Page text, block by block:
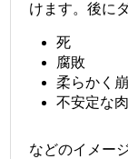
けます。後に
死
腐敗
柔らかく
不安定な
などのイメー